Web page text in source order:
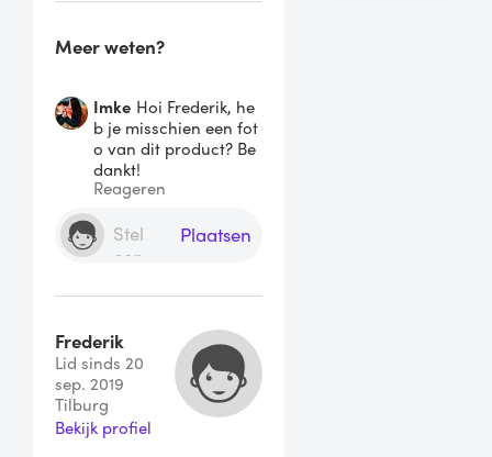
Meer weten?
Imke Hoi Frederik, he
b je misschien een fot
o van dit product? Be
dankt!
Reageren
Plaatsen
Frederik
Lid sinds 20
sep. 2019
Tilburg
Bekijk profiel